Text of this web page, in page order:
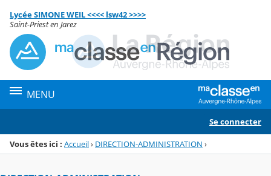
Menu de la rubrique
Contenu
Lycée SIMONE WEIL <<<< lsw42 >>>>
Saint-Priest en Jarez
MENU
Se connecter
Vous êtes ici : Accueil› DIRECTION-ADMINISTRATION ›